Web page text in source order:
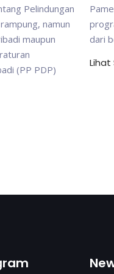
Pelindungan
namun
maupun
(PP PDP)
dari
Lihat